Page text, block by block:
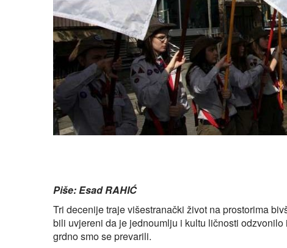
Piše: Esad RAHIĆ
Tri decenije traje višestranački život na prostorima
bili uvjereni da je jednoumlju i kultu ličnosti
grdno smo se prevarili.